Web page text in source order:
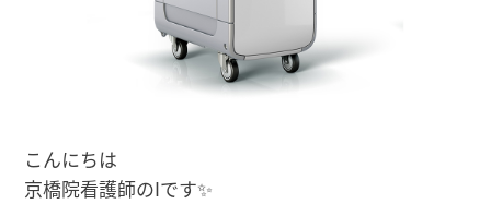
こんにちは
京橋院看護師のIです✨